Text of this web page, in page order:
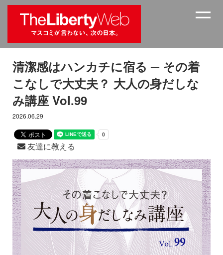
清潔感はハンカチに宿る ─ その着
こなしで大丈夫？ 大人の身だしな
み講座 Vol.99
2026.06.29
友達に教える